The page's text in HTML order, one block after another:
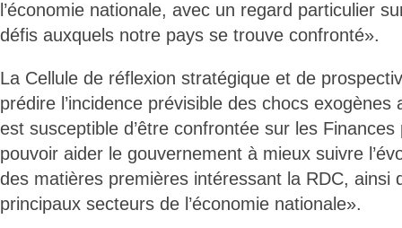
l’économie nationale, avec un regard particulier
défis auxquels notre pays se trouve confronté».
La Cellule de réflexion stratégique et de
prédire l’incidence prévisible des chocs exogènes
est susceptible d’être confrontée sur les
pouvoir aider le gouvernement à mieux suivre
des matières premières intéressant la RDC, ainsi
principaux secteurs de l’économie nationale».